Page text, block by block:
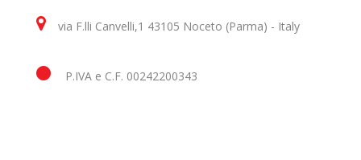
via F.lli Canvelli,1 43105 Noceto (Parma) - Italy
P.IVA e C.F. 00242200343